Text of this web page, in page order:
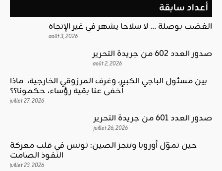
أعداد سابقة
الغضب بوصلة … لا سلاحا يشهر في غير الإتجاه
août 3, 2026
صدور العدد 602 من جريدة التحرير
août 2, 2026
بين مسئول الباجي الكبير، وغرف المرزوقي الخارجية، ماذا
أخفى عنا بقية رؤساء، حكمونا؟؟
juillet 27, 2026
صدور العدد 601 من جريدة التحرير
juillet 26, 2026
حين تموّل أوروبا وتنجز الصين: تونس في قلب معركة
النفوذ الصامت
juillet 23, 2026